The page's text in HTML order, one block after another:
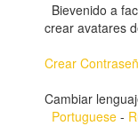
Bievenido a
crear avatares
Crear
Cambiar
Portuguese-